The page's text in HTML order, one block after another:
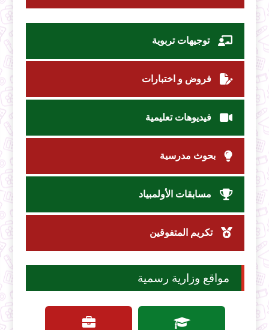
توجيهات تربوية
فروض و اختبارات
فيديوهات تعليمية
بحوث مدرسية
مسابقات الأولمبياد
تكريم المتفوقين
مواقع وزارية رسمية